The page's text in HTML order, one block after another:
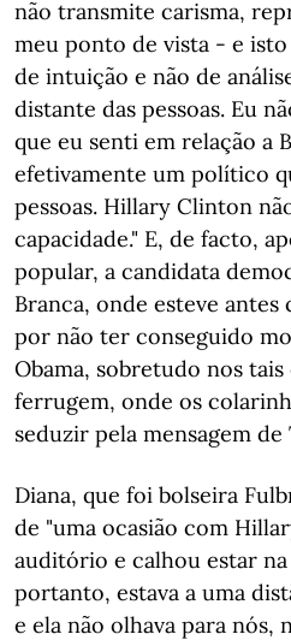
não transmite carisma,
meu ponto de vista - e isto
de intuição e não de
distante das pessoas. Eu
que eu senti em relação a
efetivamente um político
pessoas. Hillary Clinton
capacidade." E, de facto,
popular, a candidata
Branca, onde esteve
por não ter conseguido
Obama, sobretudo nos
ferrugem, onde os
seduzir pela mensagem
Diana, que foi bolseira
de "uma ocasião com
auditório e calhou estar
portanto, estava a uma
e ela não olhava para nós,